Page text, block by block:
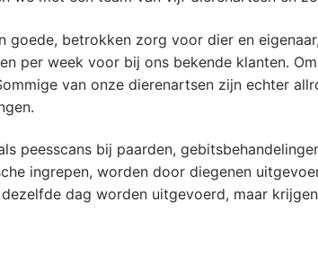
goede, betrokken zorg voor dier en
per week voor bij ons bekende klanten.
van onze dierenartsen zijn echter
peesscans bij paarden,
ingrepen, worden door diegenen
dag worden uitgevoerd, maar